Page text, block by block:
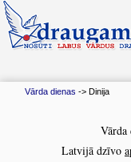
Vārda dienas -> Dinija
Latvijā dzīvo